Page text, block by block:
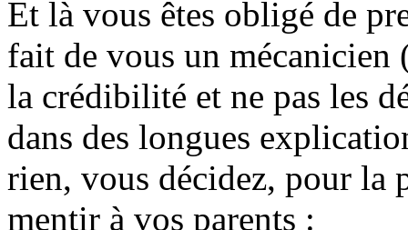
Et là vous êtes obligé de
fait de vous un
la crédibilité et ne pas les
dans des longues
rien, vous décidez, pour la
mentir à vos parents :